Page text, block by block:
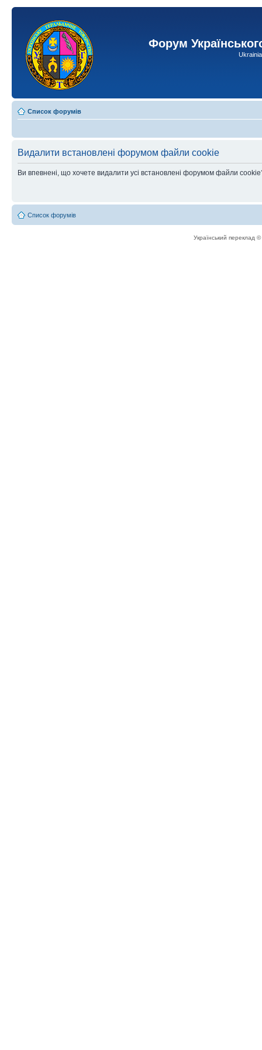
Форум
Список форумів
Видалити встановлені форумом файли cookie
Ви впевнені, що хочете видалити усі встановлені форумом файли
Список форумів
Український переклад